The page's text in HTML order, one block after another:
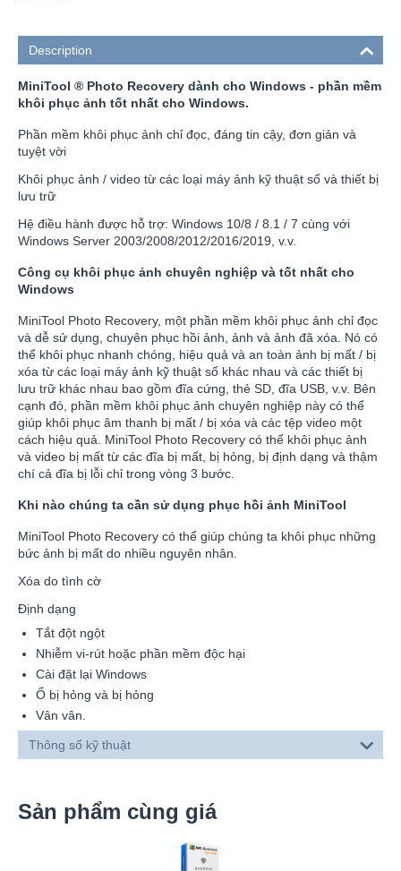
Description
MiniTool ® Photo Recovery dành cho Windows - phần mềm
khôi phục ảnh tốt nhất cho Windows.
Phần mềm khôi phục ảnh chỉ đọc, đáng tin cậy, đơn giản và
tuyệt vời
Khôi phục ảnh / video từ các loại máy ảnh kỹ thuật số và thiết bị
lưu trữ
Hệ điều hành được hỗ trợ: Windows 10/8 / 8.1 / 7 cùng với
Windows Server 2003/2008/2012/2016/2019, v.v.
Công cụ khôi phục ảnh chuyên nghiệp và tốt nhất cho
Windows
MiniTool Photo Recovery, một phần mềm khôi phục ảnh chỉ đọc
và dễ sử dụng, chuyên phục hồi ảnh, ảnh và ảnh đã xóa. Nó có
thể khôi phục nhanh chóng, hiệu quả và an toàn ảnh bị mất / bị
xóa từ các loại máy ảnh kỹ thuật số khác nhau và các thiết bị
lưu trữ khác nhau bao gồm đĩa cứng, thẻ SD, đĩa USB, v.v. Bên
cạnh đó, phần mềm khôi phục ảnh chuyên nghiệp này có thể
giúp khôi phục âm thanh bị mất / bị xóa và các tệp video một
cách hiệu quả. MiniTool Photo Recovery có thể khôi phục ảnh
và video bị mất từ các đĩa bị mất, bị hỏng, bị định dạng và thậm
chí cả đĩa bị lỗi chỉ trong vòng 3 bước.
Khi nào chúng ta cần sử dụng phục hồi ảnh MiniTool
MiniTool Photo Recovery có thể giúp chúng ta khôi phục những
bức ảnh bị mất do nhiều nguyên nhân.
Xóa do tình cờ
Định dạng
Tắt đột ngột
Nhiễm vi-rút hoặc phần mềm độc hại
Cài đặt lại Windows
Ổ bị hỏng và bị hỏng
Vân vân.
Thông số kỹ thuật
Sản phẩm cùng giá